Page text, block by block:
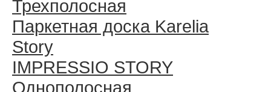
Трехполосная
Паркетная доска Karelia
Story
IMPRESSIO STORY
Однополосная